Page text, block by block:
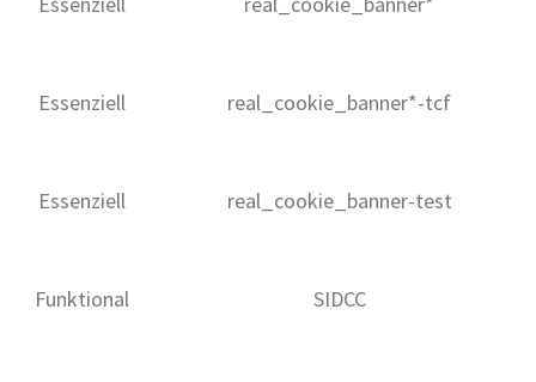
Essenziell real_cookie_banner*-tcf
Essenziell real_cookie_banner-test
Funktional SIDCC